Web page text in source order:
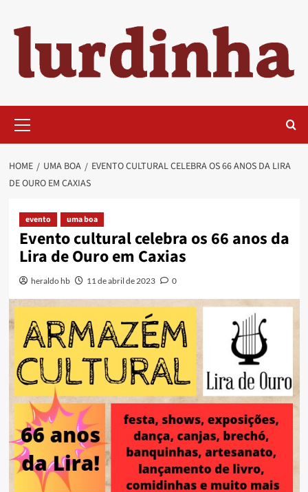
content
Menu
HOME UMA BOA
EVENTO CULTURAL CELEBRA OS 66 ANOS DA LIRA
DE OURO EM CAXIAS
evento uma boa
Evento cultural celebra os 66 anos da
Lira de Ouro em Caxias
heraldo hb 11 de abril de 2023 0